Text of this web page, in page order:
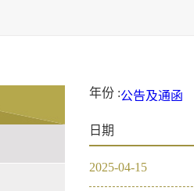
年份 :公告及通函
推介材料
2026
日期
2025-04-15